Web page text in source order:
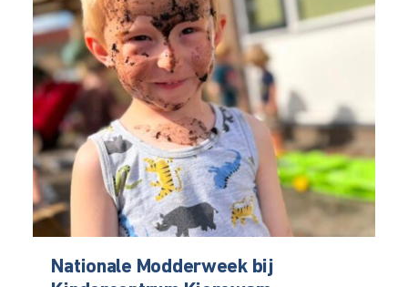
Nationale Modderweek bij